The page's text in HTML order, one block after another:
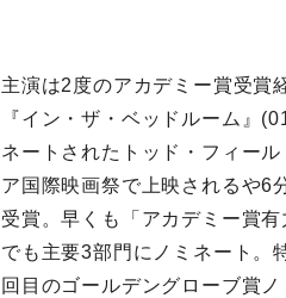
主演は2度のアカデミー賞受賞
『イン・ザ・ベッドルーム』
ネートされたトッド・フィー
ア国際映画祭で上映されるや6
受賞。早くも「アカデミー賞
でも主要3部門にノミネート。
回目のゴールデングローブ賞ノ